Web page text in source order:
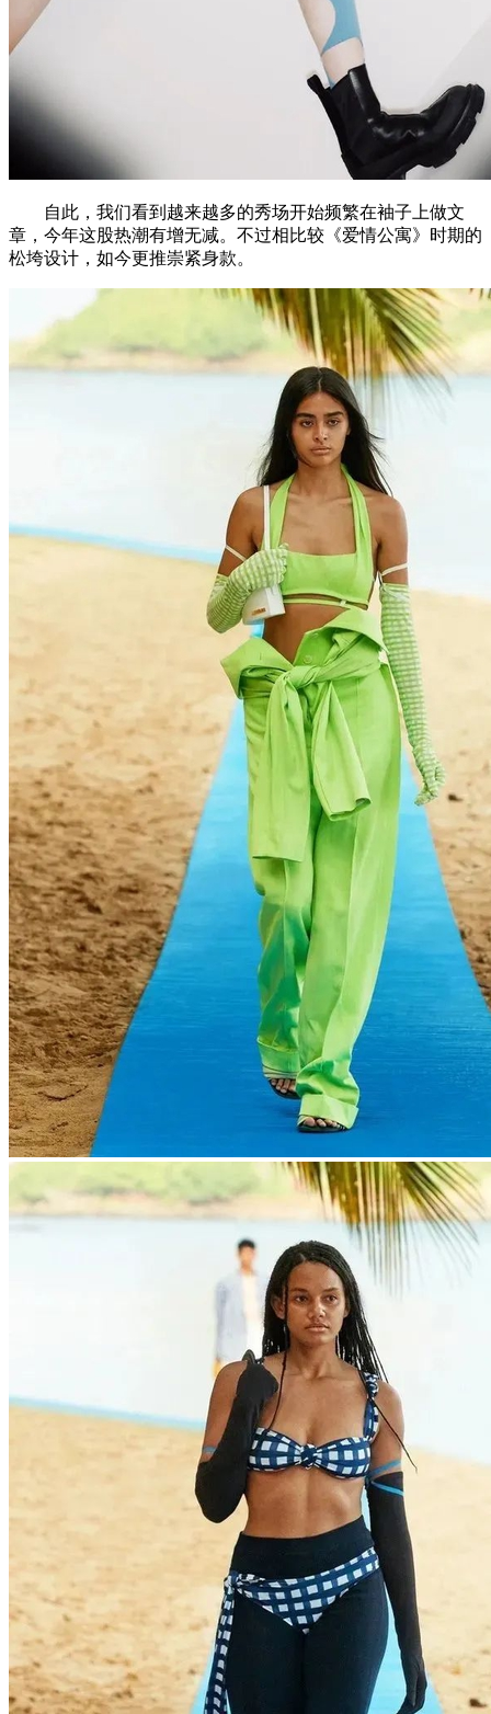
自此，我们看到越来越多的秀场开始频繁在袖子上做文
章，今年这股热潮有增无减。不过相比较《爱情公寓》时期的
松垮设计，如今更推崇紧身款。